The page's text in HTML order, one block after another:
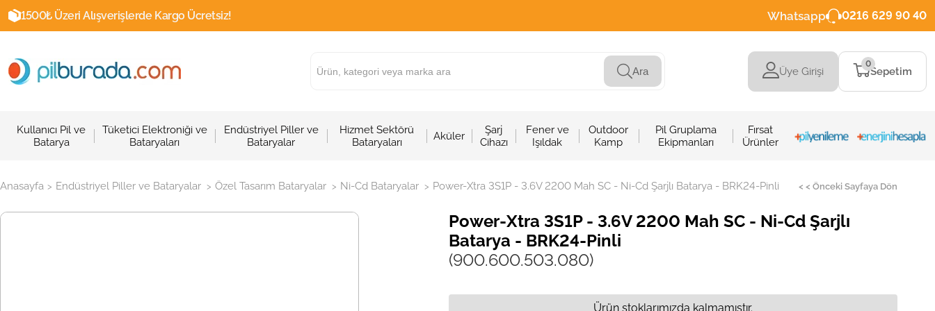
1500₺ Üzeri Alışverişlerde Kargo Ücretsiz! Whatsapp 0216 629 90 40
Ara Üye Girişi Sepetim
0
Kullanıcı Pil ve
Batarya
Tüketici Elektroniği ve
Bataryaları
Endüstriyel Piller ve
Bataryalar
Hizmet Sektörü
Bataryaları
Aküler
Şarj
Cihazı
Fener ve
Işıldak
Outdoor
Kamp
Pil Gruplama
Ekipmanları
Fırsat
Ürünler
Anasayfa > Endüstriyel Piller ve Bataryalar > Özel Tasarım Bataryalar > Ni-Cd Bataryalar > Power-Xtra 3S1P - 3.6V 2200 Mah SC - Ni-Cd Şarjlı Batarya - BRK24-Pinli < < Önceki Sayfaya Dön
Power-Xtra 3S1P - 3.6V 2200 Mah SC - Ni-Cd Şarjlı
Batarya - BRK24-Pinli
(900.600.503.080)
Ürün stoklarımızda kalmamıştır.